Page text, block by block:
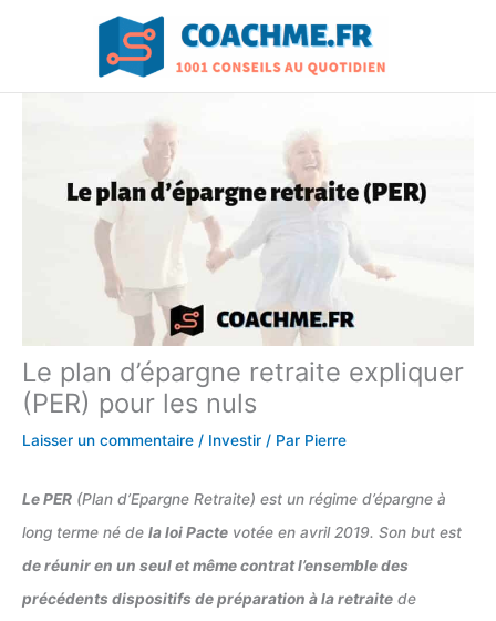
Le plan d’épargne retraite expliquer
(PER) pour les nuls
Laisser un commentaire / Investir / Par Pierre
Le PER (Plan d’Epargne Retraite) est un régime d’épargne à
long terme né de la loi Pacte votée en avril 2019. Son but est
de réunir en un seul et même contrat l’ensemble des
précédents dispositifs de préparation à la retraite de